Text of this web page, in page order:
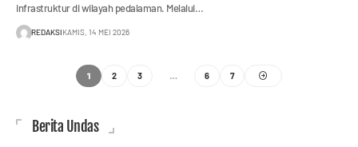
infrastruktur di wilayah pedalaman. Melalui…
REDAKSIKAMIS, 14 MEI 2026
1 2 3 … 6 7
Berita Undas